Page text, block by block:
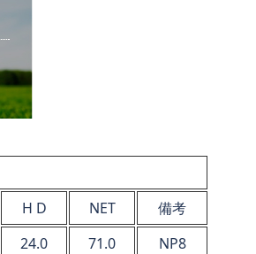
H D NET
備考
24.0 71.0
NP8